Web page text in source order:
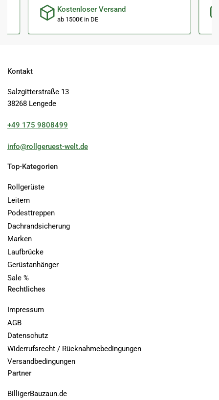
Kostenloser Versand
ab 1500€ in DE
Kontakt
Salzgitterstraße 13
38268 Lengede
+49 175 9808499
info@rollgeruest-welt.de
Top-Kategorien
Rollgerüste
Leitern
Podesttreppen
Dachrandsicherung
Marken
Laufbrücke
Gerüstanhänger
Sale %
Rechtliches
Impressum
AGB
Datenschutz
Widerrufsrecht / Rücknahmebedingungen
Versandbedingungen
Partner
BilligerBauzaun.de